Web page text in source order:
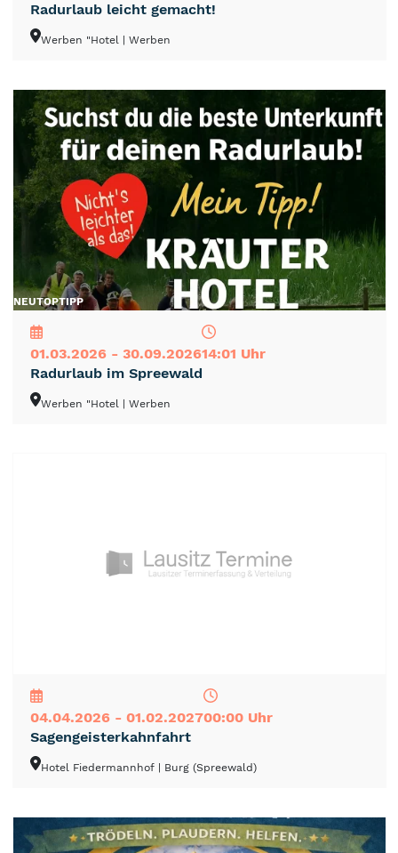
Radurlaub leicht gemacht!
Werben "Hotel | Werben
NEUTOPTIPP
01.03.2026 - 30.09.202614:01 Uhr
Radurlaub im Spreewald
Werben "Hotel | Werben
04.04.2026 - 01.02.202700:00 Uhr
Sagengeisterkahnfahrt
Hotel Fiedermannhof | Burg (Spreewald)